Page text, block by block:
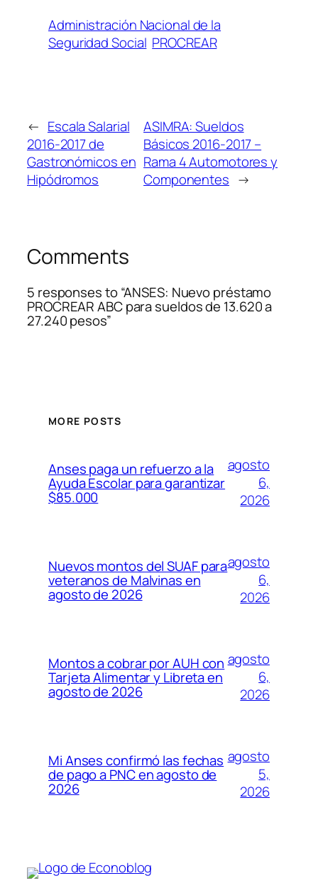
Administración Nacional de la
Seguridad Social PROCREAR
← Escala Salarial
2016-2017 de
Gastronómicos en
Hipódromos
ASIMRA: Sueldos
Básicos 2016-2017 –
Rama 4 Automotores y
Componentes →
Comments
5 responses to “ANSES: Nuevo préstamo
PROCREAR ABC para sueldos de 13.620 a
27.240 pesos”
MORE POSTS
Anses paga un refuerzo a la
Ayuda Escolar para garantizar
$85.000
agosto
6,
2026
Nuevos montos del SUAF para
veteranos de Malvinas en
agosto de 2026
agosto
6,
2026
Montos a cobrar por AUH con
Tarjeta Alimentar y Libreta en
agosto de 2026
agosto
6,
2026
Mi Anses confirmó las fechas
de pago a PNC en agosto de
2026
agosto
5,
2026